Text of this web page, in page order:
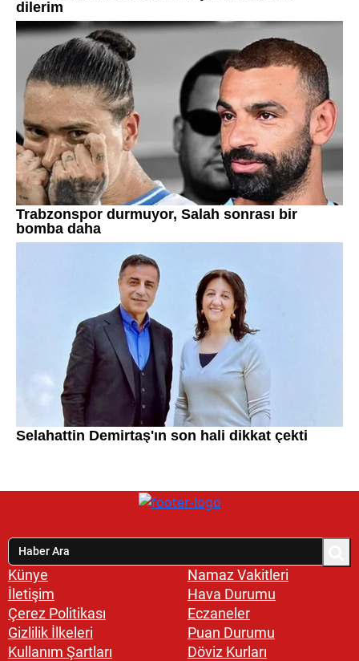
Künye
İletişim
Çerez Politikası
Gizlilik İlkeleri
Kullanım Şartları
Namaz Vakitleri
Hava Durumu
Eczaneler
Puan Durumu
Döviz Kurları